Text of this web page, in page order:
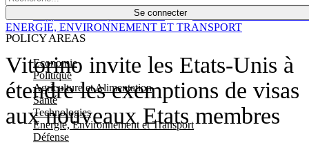
Se connecter
POLICY AREAS
Economie
Politique
Agriculture et Alimentation
Santé
Technologies
Energie, Environnement et Transport
Défense
Économie
Vitorino invite les Etats-Unis à
étendre les exemptions de visas
aux nouveaux Etats membres
ENERGIE, ENVIRONNEMENT ET TRANSPORT